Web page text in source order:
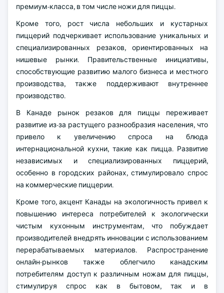
премиум-класса, в том числе ножи для пиццы.
Кроме того, рост числа небольших и кустарных
пиццерий подчеркивает использование уникальных и
специализированных резаков, ориентированных на
нишевые рынки. Правительственные инициативы,
способствующие развитию малого бизнеса и местного
производства, также поддерживают внутреннее
производство.
В Канаде рынок резаков для пиццы переживает
развитие из-за растущего разнообразия населения, что
привело к увеличению спроса на блюда
интернациональной кухни, такие как пицца. Развитие
независимых и специализированных пиццерий,
особенно в городских районах, стимулировало спрос
на коммерческие пиццерии.
Кроме того, акцент Канады на экологичность привел к
повышению интереса потребителей к экологически
чистым кухонным инструментам, что побуждает
производителей внедрять инновации с использованием
перерабатываемых материалов. Распространение
онлайн-рынков также облегчило канадским
потребителям доступ к различным ножам для пиццы,
стимулируя спрос как в бытовом, так и в